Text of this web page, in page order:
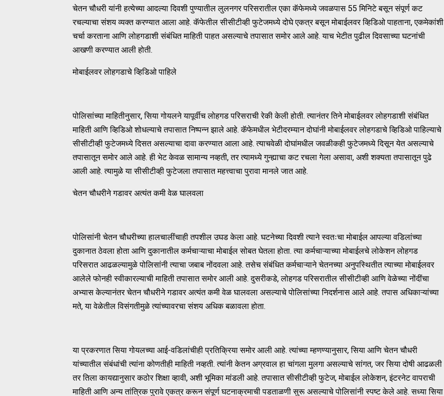
चेतन चौधरी यांनी हत्येच्या आदल्या दिवशी पुण्यातील लुलनगर परिसरातील एका कॅफेमध्ये जवळपास 55 मिनिटे बसून संपूर्ण कट
रचल्याचा संशय व्यक्त करण्यात आला आहे. कॅफेतील सीसीटीव्ही फुटेजमध्ये दोघे एकत्र बसून मोबाईलवर व्हिडिओ पाहताना, एकमेकांशी
चर्चा करताना आणि लोहगडाशी संबंधित माहिती पाहत असल्याचे तपासात समोर आले आहे. याच भेटीत पुढील दिवसाच्या घटनांची
आखणी करण्यात आली होती.
मोबाईलवर लोहगडाचे व्हिडिओ पाहिले
पोलिसांच्या माहितीनुसार, सिया गोयलने यापूर्वीच लोहगड परिसराची रेकी केली होती. त्यानंतर तिने मोबाईलवर लोहगडाशी संबंधित
माहिती आणि व्हिडिओ शोधल्याचे तपासात निष्पन्न झाले आहे. कॅफेमधील भेटीदरम्यान दोघांनी मोबाईलवर लोहगडाचे व्हिडिओ पाहिल्याचे
सीसीटीव्ही फुटेजमध्ये दिसत असल्याचा दावा करण्यात आला आहे. त्याचवेळी दोघांमधील जवळीकही फुटेजमध्ये दिसून येत असल्याचे
तपासातून समोर आले आहे. ही भेट केवळ सामान्य नव्हती, तर त्यामध्ये गुन्ह्याचा कट रचला गेला असावा, अशी शक्यता तपासातून पुढे
आली आहे. त्यामुळे या सीसीटीव्ही फुटेजला तपासात महत्त्वाचा पुरावा मानले जात आहे.
चेतन चौधरीने गडावर अत्यंत कमी वेळ घालवला
पोलिसांनी चेतन चौधरीच्या हालचालींचाही तपशील उघड केला आहे. घटनेच्या दिवशी त्याने स्वतःचा मोबाईल आपल्या वडिलांच्या
दुकानात ठेवला होता आणि दुकानातील कर्मचाऱ्याचा मोबाईल सोबत घेतला होता. त्या कर्मचाऱ्याच्या मोबाईलचे लोकेशन लोहगड
परिसरात आढळल्यामुळे पोलिसांनी त्याचा जबाब नोंदवला आहे. तसेच संबंधित कर्मचाऱ्याने चेतनच्या अनुपस्थितीत त्याच्या मोबाईलवर
आलेले फोनही स्वीकारल्याची माहिती तपासात समोर आली आहे. दुसरीकडे, लोहगड परिसरातील सीसीटीव्ही आणि वेळेच्या नोंदींचा
अभ्यास केल्यानंतर चेतन चौधरीने गडावर अत्यंत कमी वेळ घालवला असल्याचे पोलिसांच्या निदर्शनास आले आहे. तपास अधिकाऱ्यांच्या
मते, या वेळेतील विसंगतीमुळे त्यांच्यावरचा संशय अधिक बळावला होता.
या प्रकरणात सिया गोयलच्या आई-वडिलांचीही प्रतिक्रिया समोर आली आहे. त्यांच्या म्हणण्यानुसार, सिया आणि चेतन चौधरी
यांच्यातील संबंधांची त्यांना कोणतीही माहिती नव्हती. त्यांनी केतन अग्रवाल हा चांगला मुलगा असल्याचे सांगत, जर सिया दोषी आढळली
तर तिला कायद्यानुसार कठोर शिक्षा व्हावी, अशी भूमिका मांडली आहे. तपासात सीसीटीव्ही फुटेज, मोबाईल लोकेशन, इंटरनेट वापराची
माहिती आणि अन्य तांत्रिक पुरावे एकत्र करून संपूर्ण घटनाक्रमाची पडताळणी सुरू असल्याचे पोलिसांनी स्पष्ट केले आहे. सध्या सिया